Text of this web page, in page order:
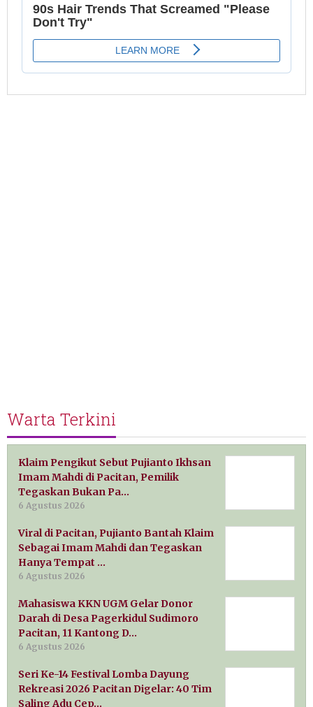
Warta Terkini
Klaim Pengikut Sebut Pujianto Ikhsan
Imam Mahdi di Pacitan, Pemilik
Tegaskan Bukan Pa…
6 Agustus 2026
Viral di Pacitan, Pujianto Bantah Klaim
Sebagai Imam Mahdi dan Tegaskan
Hanya Tempat …
6 Agustus 2026
Mahasiswa KKN UGM Gelar Donor
Darah di Desa Pagerkidul Sudimoro
Pacitan, 11 Kantong D…
6 Agustus 2026
Seri Ke-14 Festival Lomba Dayung
Rekreasi 2026 Pacitan Digelar: 40 Tim
Saling Adu Cep…